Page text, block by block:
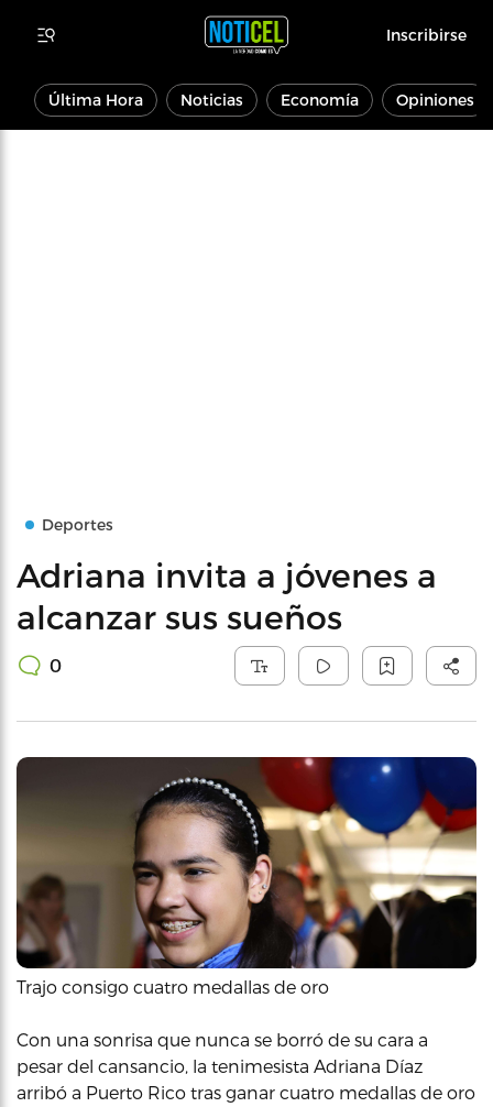
Inscribirse
Última Hora Noticias Economía Opiniones
Deportes
Adriana invita a jóvenes a
alcanzar sus sueños
0
Trajo consigo cuatro medallas de oro
Con una sonrisa que nunca se borró de su cara a
pesar del cansancio, la tenimesista Adriana Díaz
arribó a Puerto Rico tras ganar cuatro medallas de oro